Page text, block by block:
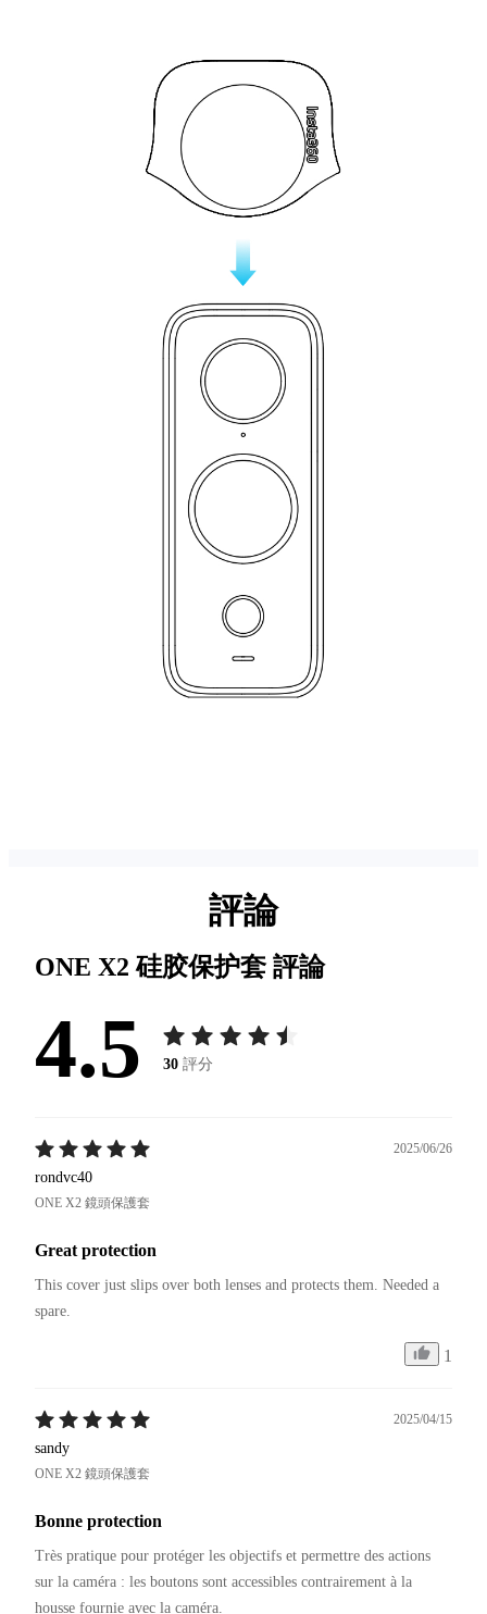
評論
ONE X2 硅胶保护套評論
4.5 30 評分
2025/06/26
rondvc40
ONE X2 鏡頭保護套
Great protection
This cover just slips over both lenses and protects them. Needed a
spare.
1
2025/04/15
sandy
ONE X2 鏡頭保護套
Bonne protection
Très pratique pour protéger les objectifs et permettre des actions
sur la caméra : les boutons sont accessibles contrairement à la